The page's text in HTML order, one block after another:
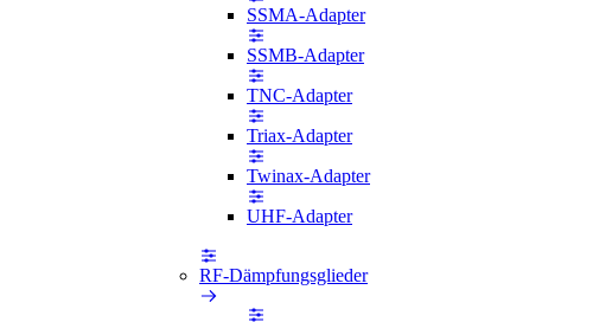
SSMA-Adapter
SSMB-Adapter
TNC-Adapter
Triax-Adapter
Twinax-Adapter
UHF-Adapter
RF-Dämpfungsglieder